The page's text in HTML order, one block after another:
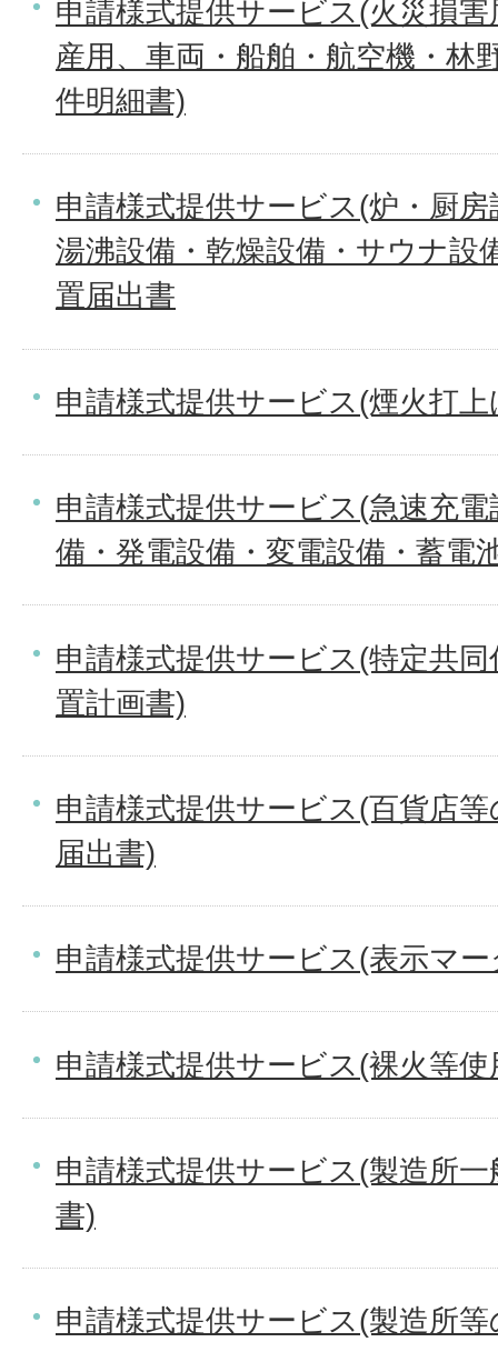
申請様式提供サービス(火災損
産用、車両・船舶・航空機・林
件明細書)
申請様式提供サービス(炉・厨
湯沸設備・乾燥設備・サウナ設
置届出書
申請様式提供サービス(煙火打
申請様式提供サービス(急速充
備・発電設備・変電設備・蓄電
申請様式提供サービス(特定共
置計画書)
申請様式提供サービス(百貨店
届出書)
申請様式提供サービス(表示マ
申請様式提供サービス(裸火等
申請様式提供サービス(製造所
書)
申請様式提供サービス(製造所